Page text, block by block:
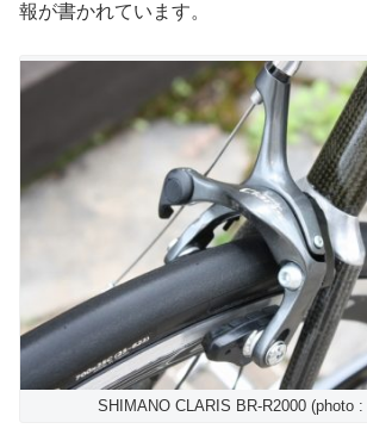
報が書かれています。
SHIMANO CLARIS BR-R2000 (photo